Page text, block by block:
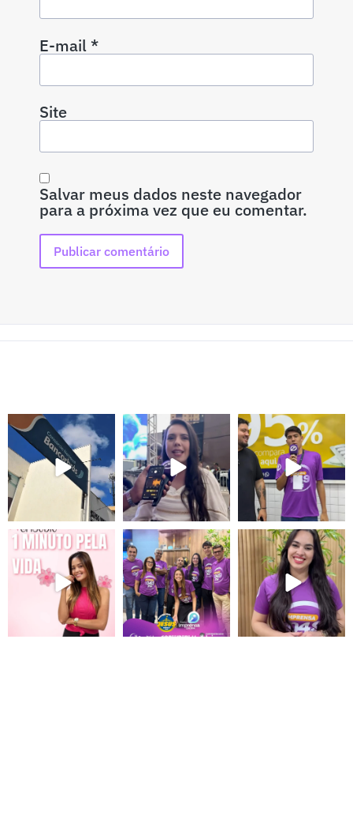
E-mail*
Site
Salvar meus dados neste navegador
para a próxima vez que eu comentar.